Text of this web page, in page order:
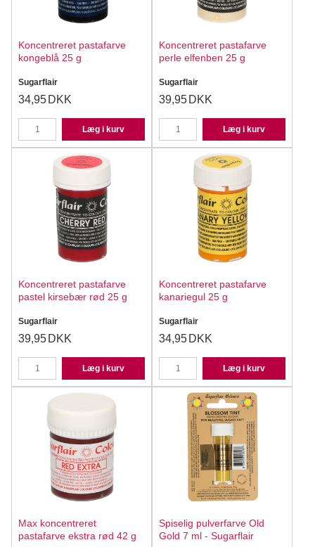
Koncentreret pastafarve
kongeblå 25 g
Sugarflair
34,95 DKK
Læg i kurv
Koncentreret pastafarve
perle elfenben 25 g
Sugarflair
39,95 DKK
Læg i kurv
Koncentreret pastafarve
pastel kirsebær rød 25 g
Sugarflair
39,95 DKK
Læg i kurv
Koncentreret pastafarve
kanariegul 25 g
Sugarflair
34,95 DKK
Læg i kurv
Max koncentreret
pastafarve ekstra rød 42 g
Spiselig pulverfarve Old
Gold 7 ml - Sugarflair